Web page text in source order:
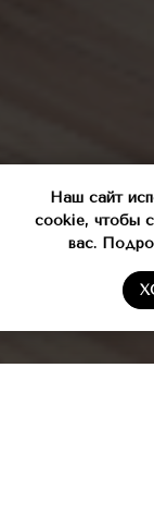
Наш сайт
cookie, чтобы
вас.